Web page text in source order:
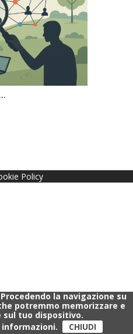
.
Policy
la navigazione su
potremmo memorizzare e
sul tuo dispositivo.
informazioni.
CHIUDI